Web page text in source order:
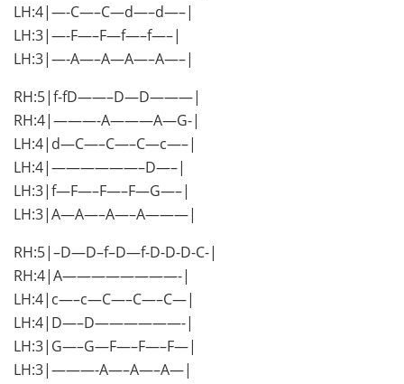
LH:4|—-C—–C—d—–d—–|
LH:3|—-F—–F—f—–f—–|
LH:3|—-A—–A—A—–A—–|
RH:5|f-fD——–D—D———|
RH:4|———-A———A—G-|
LH:4|d—C—–C—–C—c—–|
LH:4|——————–D—–|
LH:3|f—F—–F—–F—G—–|
LH:3|A—A—–A—–A———|
RH:5|–D—D–f–D—f-D-D-D-C-|
RH:4|A————————-|
LH:4|c—–c—C—–C—–C—|
LH:4|D—–D——————-|
LH:3|G—–G—F—–F—–F—|
LH:3|———-A—–A—–A—|